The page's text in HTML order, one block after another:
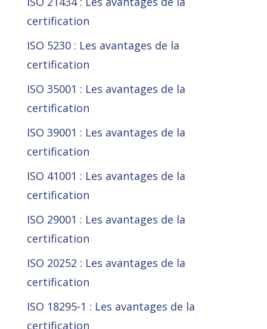
certification
ISO 5230 : Les avantages de la
certification
ISO 35001 : Les avantages de la
certification
ISO 39001 : Les avantages de la
certification
ISO 41001 : Les avantages de la
certification
ISO 29001 : Les avantages de la
certification
ISO 20252 : Les avantages de la
certification
ISO 18295-1 : Les avantages de la
certification